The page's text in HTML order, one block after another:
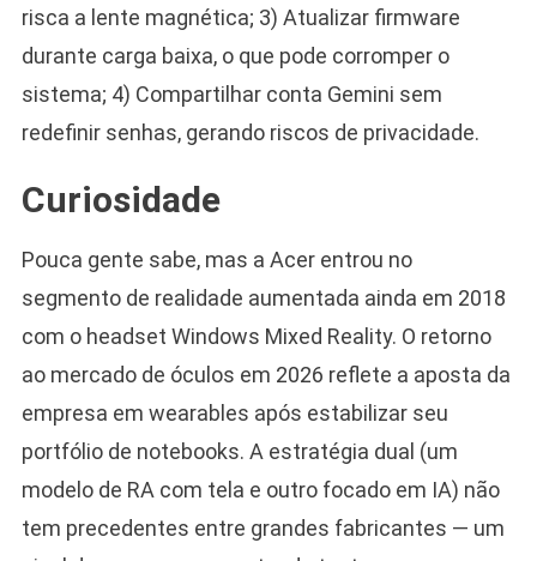
risca a lente magnética; 3) Atualizar firmware
durante carga baixa, o que pode corromper o
sistema; 4) Compartilhar conta Gemini sem
redefinir senhas, gerando riscos de privacidade.
Curiosidade
Pouca gente sabe, mas a Acer entrou no
segmento de realidade aumentada ainda em 2018
com o headset Windows Mixed Reality. O retorno
ao mercado de óculos em 2026 reflete a aposta da
empresa em wearables após estabilizar seu
portfólio de notebooks. A estratégia dual (um
modelo de RA com tela e outro focado em IA) não
tem precedentes entre grandes fabricantes — um